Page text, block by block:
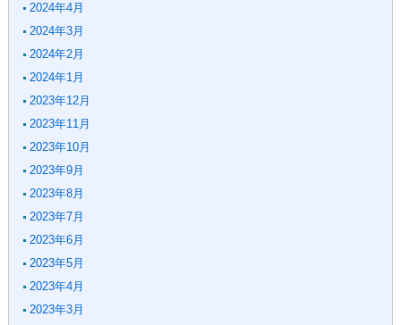
2024年4月
2024年3月
2024年2月
2024年1月
2023年12月
2023年11月
2023年10月
2023年9月
2023年8月
2023年7月
2023年6月
2023年5月
2023年4月
2023年3月